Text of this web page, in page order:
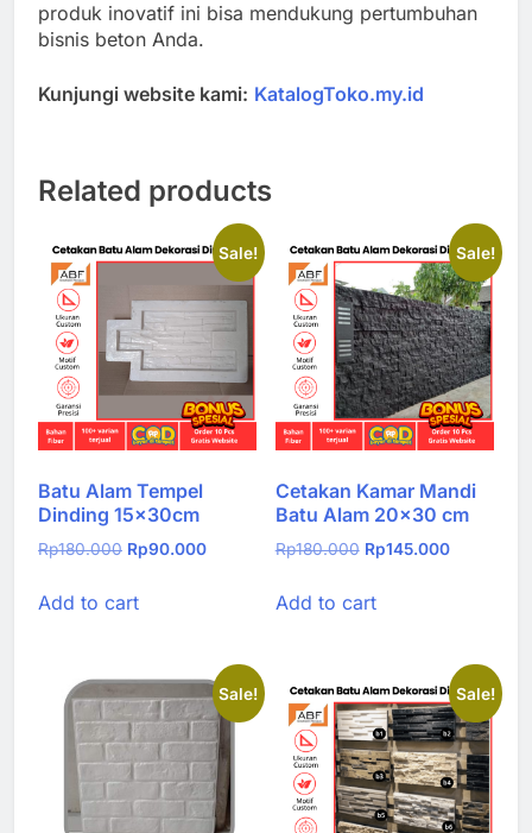
produk inovatif ini bisa mendukung pertumbuhan
bisnis beton Anda.
Kunjungi website kami: KatalogToko.my.id
Related products
Sale!
Batu Alam Tempel
Dinding 15x30cm
Rp180.000 Original
was:
Rp90.000Current
Add to cart
Sale!
Cetakan Kamar Mandi
Batu Alam 20×30 cm
Rp180.000 Original
was:
Rp145.000Current
Add to cart
Sale! Sale!